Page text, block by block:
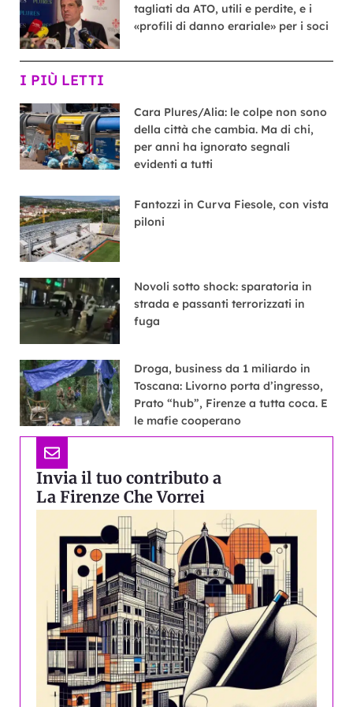
tagliati da ATO, utili e perdite, e i
«profili di danno erariale» per i soci
I PIÙ LETTI
Cara Plures/Alia: le colpe non sono
della città che cambia. Ma di chi,
per anni ha ignorato segnali
evidenti a tutti
Fantozzi in Curva Fiesole, con vista
piloni
Novoli sotto shock: sparatoria in
strada e passanti terrorizzati in
fuga
Droga, business da 1 miliardo in
Toscana: Livorno porta d’ingresso,
Prato “hub”, Firenze a tutta coca. E
le mafie cooperano
Invia il tuo contributo a
La Firenze Che Vorrei